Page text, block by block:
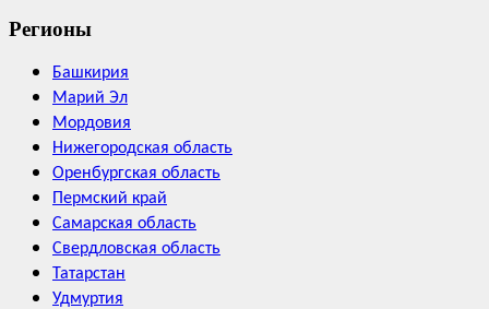
Регионы
Башкирия
Марий Эл
Мордовия
Нижегородская область
Оренбургская область
Пермский край
Самарская область
Свердловская область
Татарстан
Удмуртия